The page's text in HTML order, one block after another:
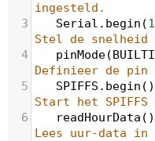
ingesteld.
3
Serial . begin (
Stel de snelheid
4
pinMode(
Definieer de pin
5
SPIFFS . begin
Start het
6
readHourData
Lees uur-data in